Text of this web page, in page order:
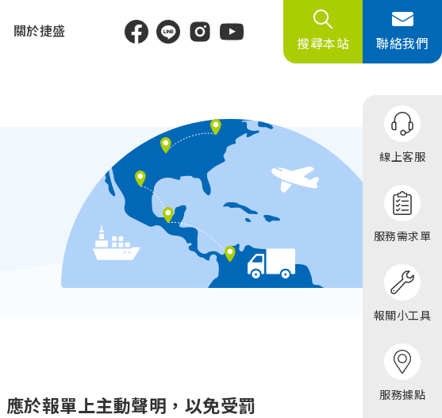
寵物食品用品
綜合產業
關於捷盛
搜尋本站 聯絡我們
線上客服
服務需求單
報關小工具
服務據點
於報單上主動聲明，以免受罰